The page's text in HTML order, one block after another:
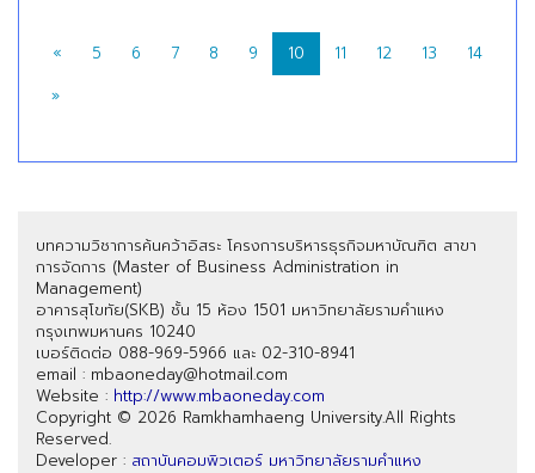
« 5 6 7 8 9 10 11 12 13
14
»
บทความวิชาการค้นคว้าอิสระ โครงการบริหารธุรกิจมหาบัณฑิต สาขา
การจัดการ (Master of Business Administration in
Management)
อาคารสุโขทัย(SKB) ชั้น 15 ห้อง 1501 มหาวิทยาลัยรามคำแหง
กรุงเทพมหานคร 10240
เบอร์ติดต่อ 088-969-5966 และ 02-310-8941
email : mbaoneday@hotmail.com
Website : http://www.mbaoneday.com
Copyright © 2026 Ramkhamhaeng University.All Rights
Reserved.
Developer : สถาบันคอมพิวเตอร์ มหาวิทยาลัยรามคำแหง